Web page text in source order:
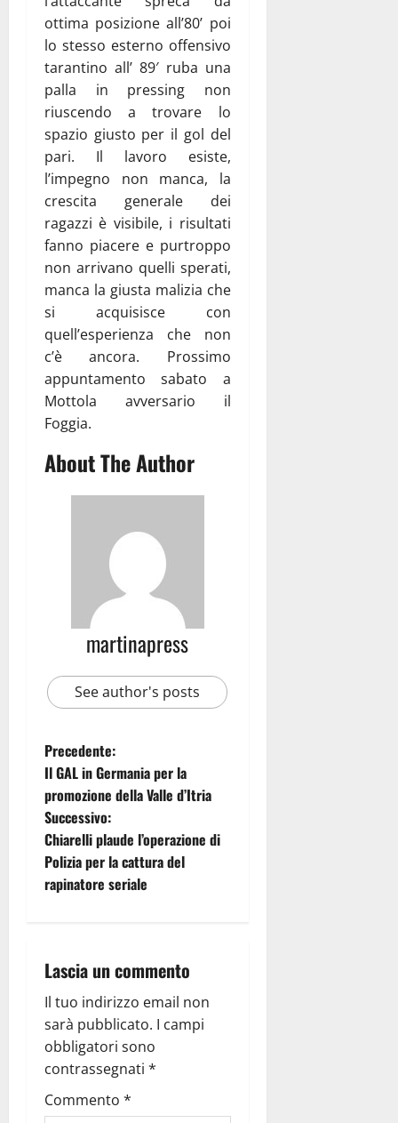
ottima posizione all’80’ poi
lo stesso esterno offensivo
tarantino all’ 89′ ruba una
palla in pressing non
riuscendo a trovare lo
spazio giusto per il gol del
pari. Il lavoro esiste,
l’impegno non manca, la
crescita generale dei
ragazzi è visibile, i risultati
fanno piacere e purtroppo
non arrivano quelli sperati,
manca la giusta malizia che
si acquisisce con
quell’esperienza che non
c’è ancora. Prossimo
appuntamento sabato a
Mottola avversario il
Foggia.
About The Author
martinapress
See author's posts
Precedente:
Il GAL in Germania per la
promozione della Valle d’Itria
Successivo:
Chiarelli plaude l’operazione di
Polizia per la cattura del
rapinatore seriale
Lascia un commento
Il tuo indirizzo email non
sarà pubblicato. I campi
obbligatori sono
contrassegnati *
Commento *